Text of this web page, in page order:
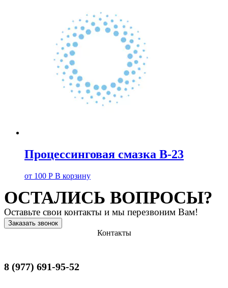
Процессинговая смазка В-23
от 100 Р В корзину
ОСТАЛИСЬ ВОПРОСЫ?
Оставьте свои контакты и мы перезвоним Вам!
Заказать звонок
Контакты
8 (977) 691-95-52